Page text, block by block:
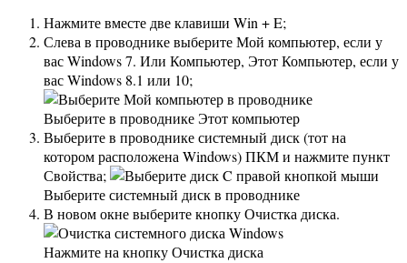
Нажмите вместе две клавиши Win + E;
Слева в проводнике выберите Мой компьютер, если у
вас Windows 7. Или Компьютер, Этот Компьютер, если у
вас Windows 8.1 или 10;
Выберите в проводнике Этот компьютер
Выберите в проводнике системный диск (тот на
котором расположена Windows) ПКМ и нажмите пункт
Свойства;
Выберите системный диск в проводнике
В новом окне выберите кнопку Очистка диска.
Нажмите на кнопку Очистка диска